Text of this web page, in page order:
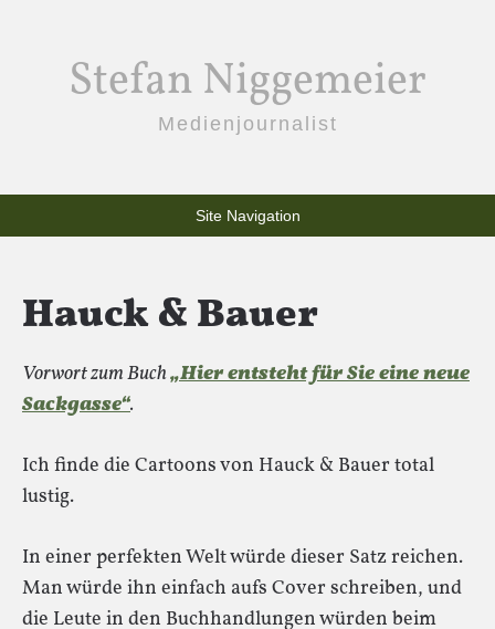
Stefan Niggemeier
Medienjournalist
Site Navigation
Hauck & Bauer
Vorwort zum Buch„Hier entsteht für Sie eine neue
Sackgasse“.
Ich finde die Cartoons von Hauck & Bauer total
lustig.
In einer perfekten Welt würde dieser Satz reichen.
Man würde ihn einfach aufs Cover schreiben, und
die Leute in den Buchhandlungen würden beim